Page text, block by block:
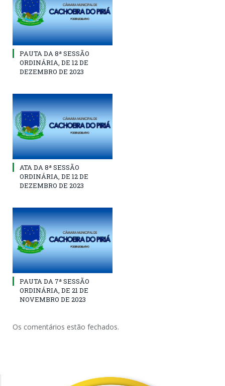
PAUTA DA 8ª SESSÃO
ORDINÁRIA, DE 12 DE
DEZEMBRO DE 2023
ATA DA 8ª SESSÃO
ORDINÁRIA, DE 12 DE
DEZEMBRO DE 2023
PAUTA DA 7ª SESSÃO
ORDINÁRIA, DE 21 DE
NOVEMBRO DE 2023
Os comentários estão fechados.